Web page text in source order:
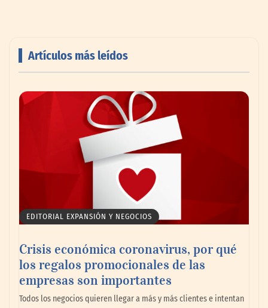
Toro Tapas inaugura su Raw Bar: una
experiencia desde mediodía hasta el
anochecer con cocina abierta
Artículos más leídos
EDITORIAL EXPANSIÓN Y NEGOCIOS
Crisis económica coronavirus, por qué
los regalos promocionales de las
empresas son importantes
Todos los negocios quieren llegar a más y más clientes e intentan